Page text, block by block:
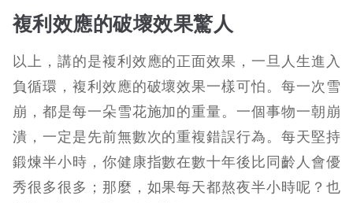
複利效應的破壞效果驚人
以上，講的是複利效應的正面效果，一旦人生進入
負循環，複利效應的破壞效果一樣可怕。每一次雪
崩，都是每一朵雪花施加的重量。一個事物一朝崩
潰，一定是先前無數次的重複錯誤行為。每天堅持
鍛煉半小時，你健康指數在數十年後比同齡人會優
秀很多很多；那麼，如果每天都熬夜半小時呢？也